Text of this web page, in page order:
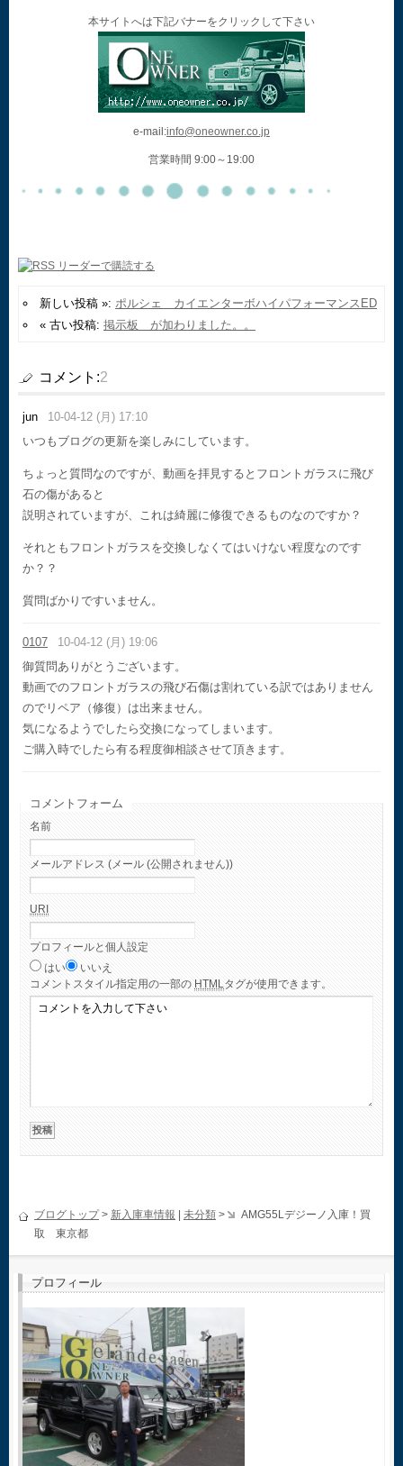
本サイトへは下記バナーをクリックして下さい
e-mail:info@oneowner.co.jp
営業時間 9:00～19:00
新しい投稿 »: ポルシェ カイエンターボハイパフォーマンスED
« 古い投稿: 掲示板 が加わりました。。
コメント:2
jun
10-04-12 (月) 17:10
いつもブログの更新を楽しみにしています。
ちょっと質問なのですが、動画を拝見するとフロントガラスに飛び
石の傷があると
説明されていますが、これは綺麗に修復できるものなのですか？
それともフロントガラスを交換しなくてはいけない程度なのです
か？？
質問ばかりですいません。
0107
10-04-12 (月) 19:06
御質問ありがとうございます。
動画でのフロントガラスの飛び石傷は割れている訳ではありません
のでリペア（修復）は出来ません。
気になるようでしたら交換になってしまいます。
ご購入時でしたら有る程度御相談させて頂きます。
コメントフォーム
名前
メールアドレス (メール (公開されません))
URI
プロフィールと個人設定
はい
いいえ
コメント スタイル指定用の一部の HTML タグが使用できます。
ブログトップ> 新入庫車情報 | 未分類 >
AMG55Lデジーノ入庫！買
取 東京都
プロフィール